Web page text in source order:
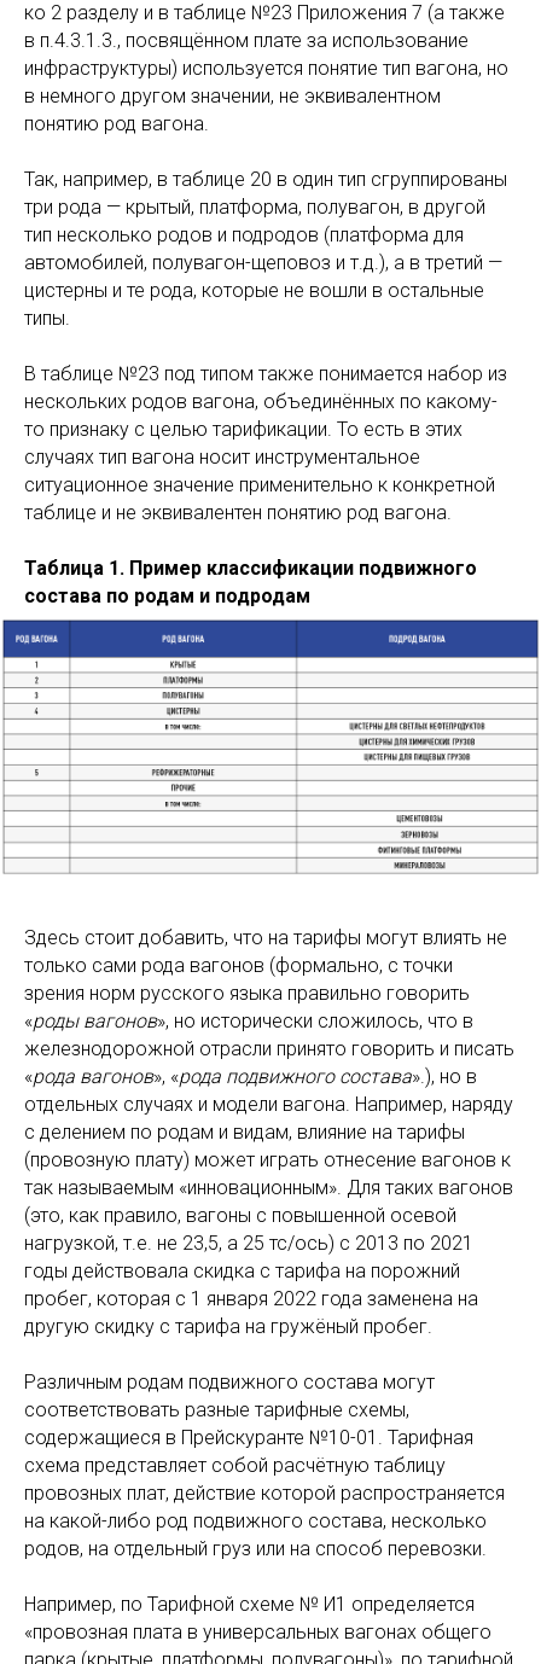
ко 2 разделу и в таблице №23 Приложения 7 (а также
в п.4.3.1.3., посвящённом плате за использование
инфраструктуры) используется понятие тип вагона, но
в немного другом значении, не эквивалентном
понятию род вагона.
Так, например, в таблице 20 в один тип сгруппированы
три рода — крытый, платформа, полувагон, в другой
тип несколько родов и подродов (платформа для
автомобилей, полувагон-щеповоз и т.д.), а в третий —
цистерны и те рода, которые не вошли в остальные
типы.
В таблице №23 под типом также понимается набор из
нескольких родов вагона, объединённых по какому-
то признаку с целью тарификации. То есть в этих
случаях тип вагона носит инструментальное
ситуационное значение применительно к конкретной
таблице и не эквивалентен понятию род вагона.
Таблица 1. Пример классификации подвижного
состава по родам и подродам
Здесь стоит добавить, что на тарифы могут влиять не
только сами рода вагонов (формально, с точки
зрения норм русского языка правильно говорить
«роды вагонов», но исторически сложилось, что в
железнодорожной отрасли принято говорить и писать
«рода вагонов», «рода подвижного состава».), но в
отдельных случаях и модели вагона. Например, наряду
с делением по родам и видам, влияние на тарифы
(провозную плату) может играть отнесение вагонов к
так называемым «инновационным». Для таких вагонов
(это, как правило, вагоны с повышенной осевой
нагрузкой, т.е. не 23,5, а 25 тс/ось) с 2013 по 2021
годы действовала скидка с тарифа на порожний
пробег, которая с 1 января 2022 года заменена на
другую скидку с тарифа на гружёный пробег.
Различным родам подвижного состава могут
соответствовать разные тарифные схемы,
содержащиеся в Прейскуранте №10-01. Тарифная
схема представляет собой расчётную таблицу
провозных плат, действие которой распространяется
на какой-либо род подвижного состава, несколько
родов, на отдельный груз или на способ перевозки.
Например, по Тарифной схеме № И1 определяется
«провозная плата в универсальных вагонах общего